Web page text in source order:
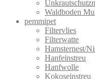
Waldboden
pemmipet
Filtervlies
Filterwatte
Hamsternest/
Hanfeinstreu
Hanfwolle
Kokoseinstreu